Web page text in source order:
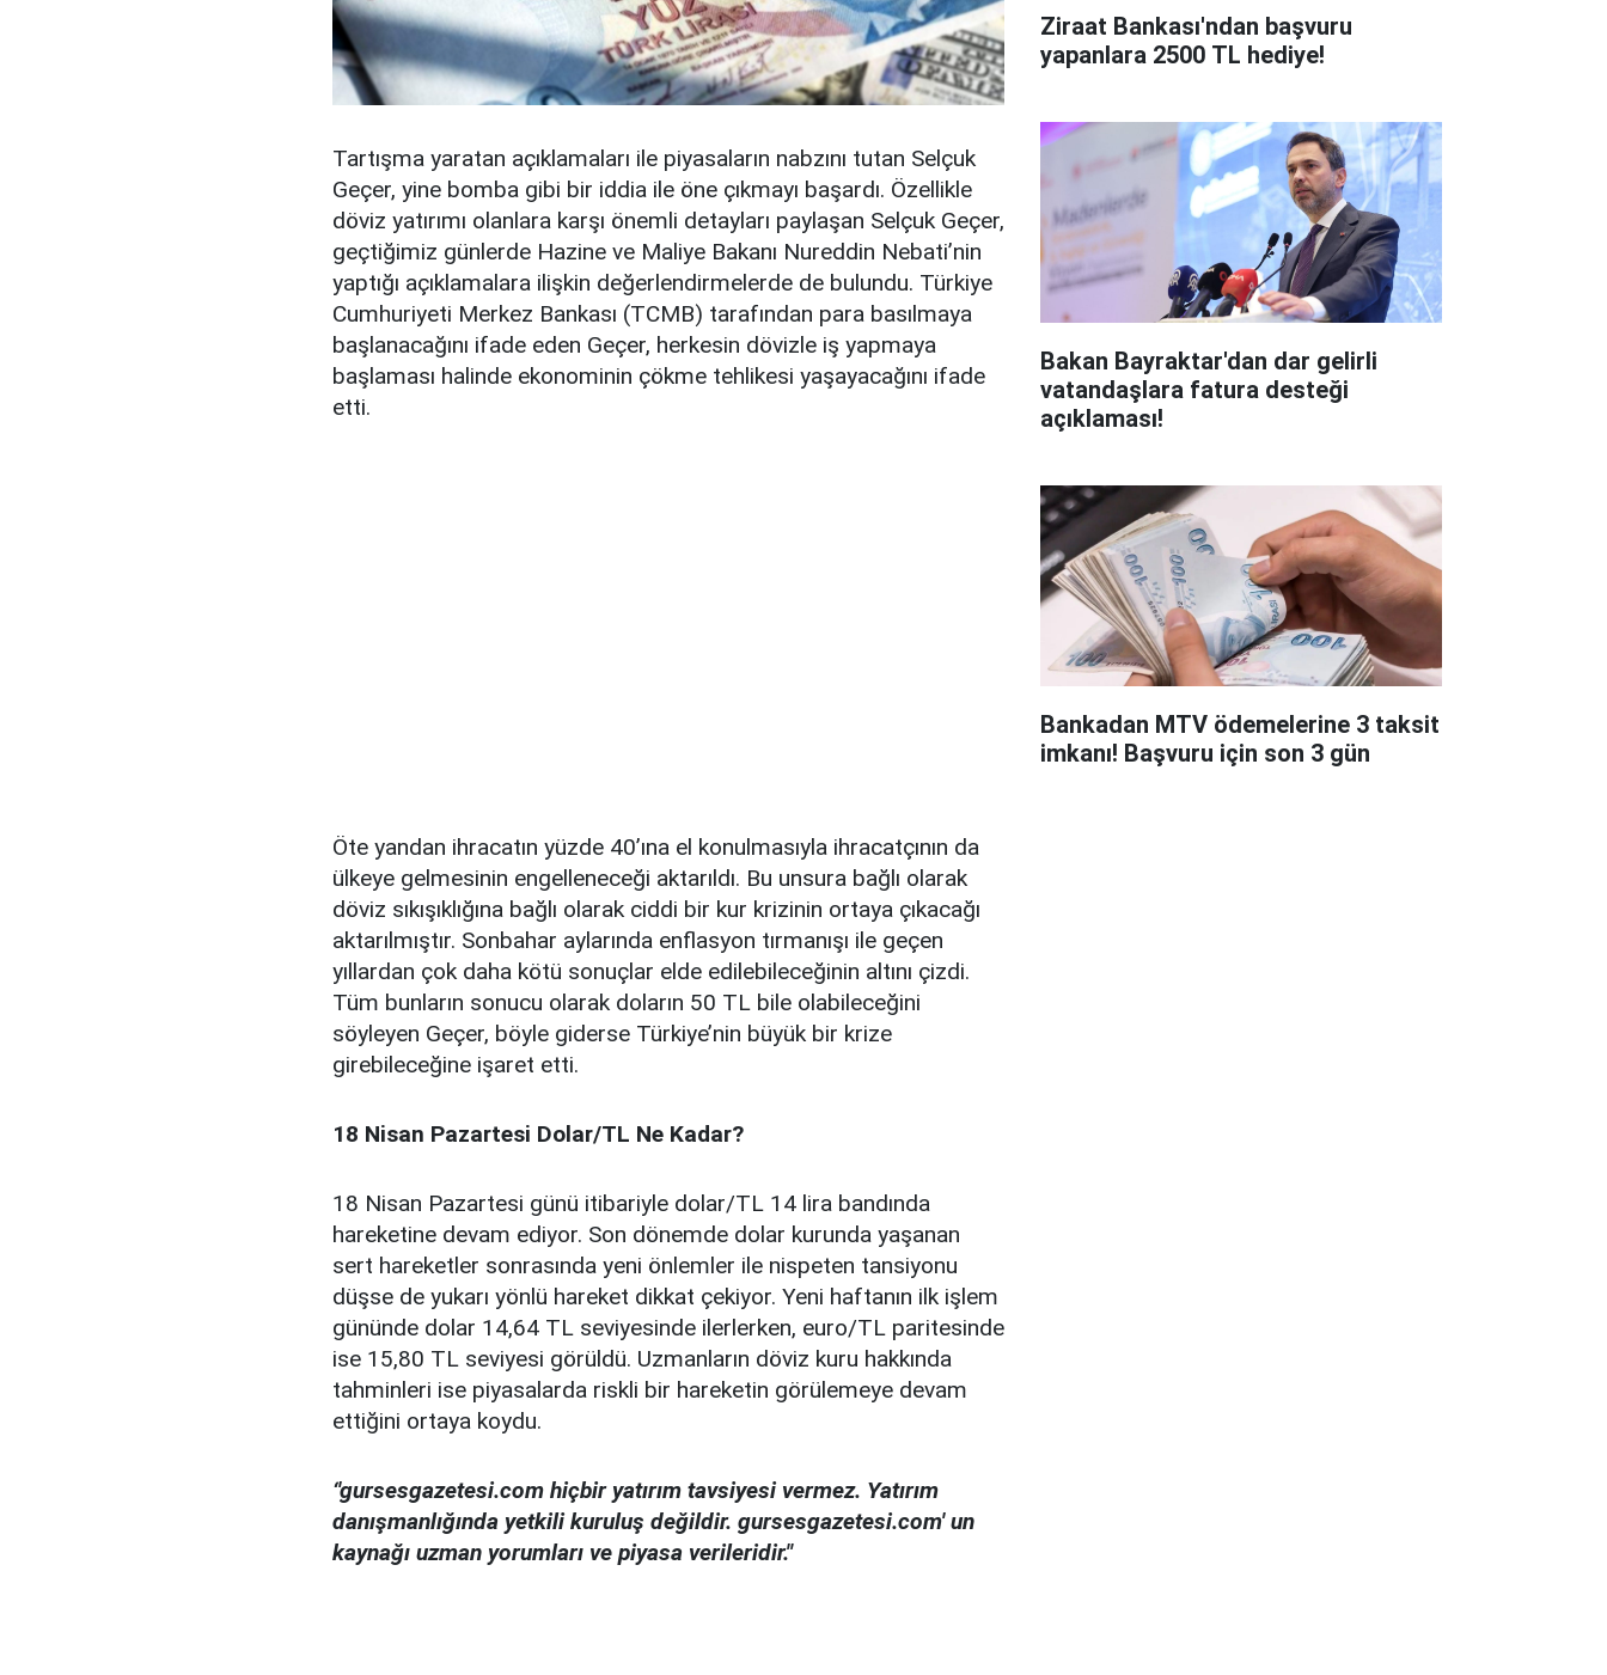
Tartışma yaratan açıklamaları ile piyasaların nabzını tutan Selçuk
Geçer, yine bomba gibi bir iddia ile öne çıkmayı başardı. Özellikle
döviz yatırımı olanlara karşı önemli detayları paylaşan Selçuk Geçer,
geçtiğimiz günlerde Hazine ve Maliye Bakanı Nureddin Nebati’nin
yaptığı açıklamalara ilişkin değerlendirmelerde de bulundu. Türkiye
Cumhuriyeti Merkez Bankası (TCMB) tarafından para basılmaya
başlanacağını ifade eden Geçer, herkesin dövizle iş yapmaya
başlaması halinde ekonominin çökme tehlikesi yaşayacağını ifade
etti.
Öte yandan ihracatın yüzde 40’ına el konulmasıyla ihracatçının da
ülkeye gelmesinin engelleneceği aktarıldı. Bu unsura bağlı olarak
döviz sıkışıklığına bağlı olarak ciddi bir kur krizinin ortaya çıkacağı
aktarılmıştır. Sonbahar aylarında enflasyon tırmanışı ile geçen
yıllardan çok daha kötü sonuçlar elde edilebileceğinin altını çizdi.
Tüm bunların sonucu olarak doların 50 TL bile olabileceğini
söyleyen Geçer, böyle giderse Türkiye’nin büyük bir krize
girebileceğine işaret etti.
18 Nisan Pazartesi Dolar/TL Ne Kadar?
18 Nisan Pazartesi günü itibariyle dolar/TL 14 lira bandında
hareketine devam ediyor. Son dönemde dolar kurunda yaşanan
sert hareketler sonrasında yeni önlemler ile nispeten tansiyonu
düşse de yukarı yönlü hareket dikkat çekiyor. Yeni haftanın ilk işlem
gününde dolar 14,64 TL seviyesinde ilerlerken, euro/TL paritesinde
ise 15,80 TL seviyesi görüldü. Uzmanların döviz kuru hakkında
tahminleri ise piyasalarda riskli bir hareketin görülemeye devam
ettiğini ortaya koydu.
‘'gursesgazetesi.com hiçbir yatırım tavsiyesi vermez. Yatırım
danışmanlığında yetkili kuruluş değildir. gursesgazetesi.com' un
kaynağı uzman yorumları ve piyasa verileridir."
Ziraat Bankası'ndan başvuru
yapanlara 2500 TL hediye!
Bakan Bayraktar'dan dar gelirli
vatandaşlara fatura desteği
açıklaması!
Bankadan MTV ödemelerine 3 taksit
imkanı! Başvuru için son 3 gün